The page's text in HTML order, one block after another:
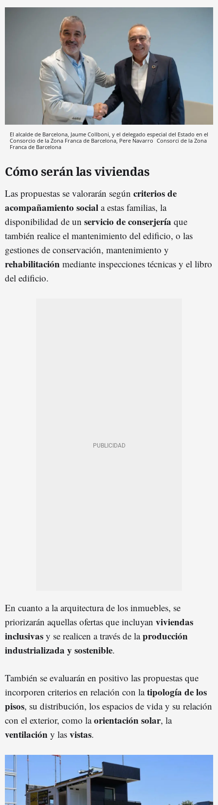
El alcalde de Barcelona, Jaume Collboni, y el delegado especial del Estado en el
Consorcio de la Zona Franca de Barcelona, Pere Navarro Consorci de la Zona
Franca de Barcelona
Cómo serán las viviendas
Las propuestas se valorarán según criterios de
acompañamiento social a estas familias, la
disponibilidad de un servicio de conserjería que
también realice el mantenimiento del edificio, o las
gestiones de conservación, mantenimiento y
rehabilitación mediante inspecciones técnicas y el libro
del edificio.
En cuanto a la arquitectura de los inmuebles, se
priorizarán aquellas ofertas que incluyan viviendas
inclusivas y se realicen a través de laproducción
industrializada y sostenible.
También se evaluarán en positivo las propuestas que
incorporen criterios en relación con latipología de los
pisos, su distribución, los espacios de vida y su relación
con el exterior, como laorientación solar, la
ventilación y las vistas.